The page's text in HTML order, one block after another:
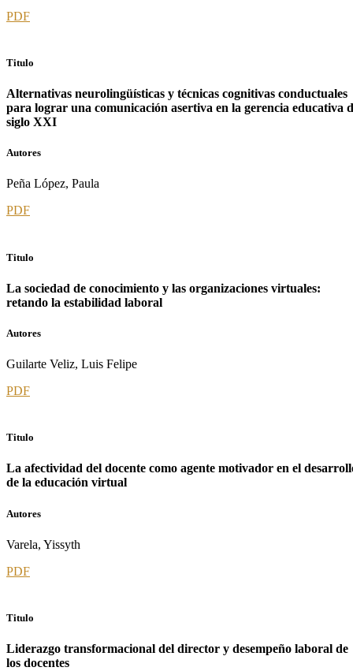
PDF
Titulo
Alternativas neurolingüísticas y técnicas cognitivas conductuales
para lograr una comunicación asertiva en la gerencia educativa
siglo XXI
Autores
Peña López, Paula
PDF
Titulo
La sociedad de conocimiento y las organizaciones virtuales:
retando la estabilidad laboral
Autores
Guilarte Veliz, Luis Felipe
PDF
Titulo
La afectividad del docente como agente motivador en el
de la educación virtual
Autores
Varela, Yissyth
PDF
Titulo
Liderazgo transformacional del director y desempeño laboral de
los docentes